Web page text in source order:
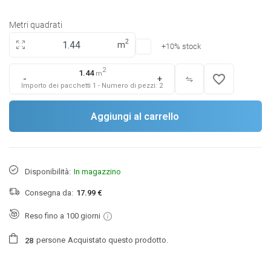
Metri quadrati
m2
+10% stock
1.44 m2
Importo dei pacchetti 1 - Numero di pezzi: 2
- + favorite_border
Aggiungi al carrello
Disponibilità: In magazzino
Consegna da: 17.99 €
Reso fino a 100 giorni
28 persone Acquistato questo prodotto.